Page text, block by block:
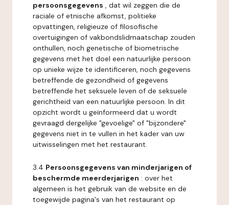
persoonsgegevens , dat wil zeggen die de
raciale of etnische afkomst, politieke
opvattingen, religieuze of filosofische
overtuigingen of vakbondslidmaatschap zouden
onthullen, noch genetische of biometrische
gegevens met het doel een natuurlijke persoon
op unieke wijze te identificeren, noch gegevens
betreffende de gezondheid of gegevens
betreffende het seksuele leven of de seksuele
gerichtheid van een natuurlijke persoon. In dit
opzicht wordt u geïnformeerd dat u wordt
gevraagd dergelijke "gevoelige" of "bijzondere"
gegevens niet in te vullen in het kader van uw
uitwisselingen met het restaurant.
3.4 Persoonsgegevens van minderjarigen of
beschermde meerderjarigen : over het
algemeen is het gebruik van de website en de
toegewijde pagina's van het restaurant op